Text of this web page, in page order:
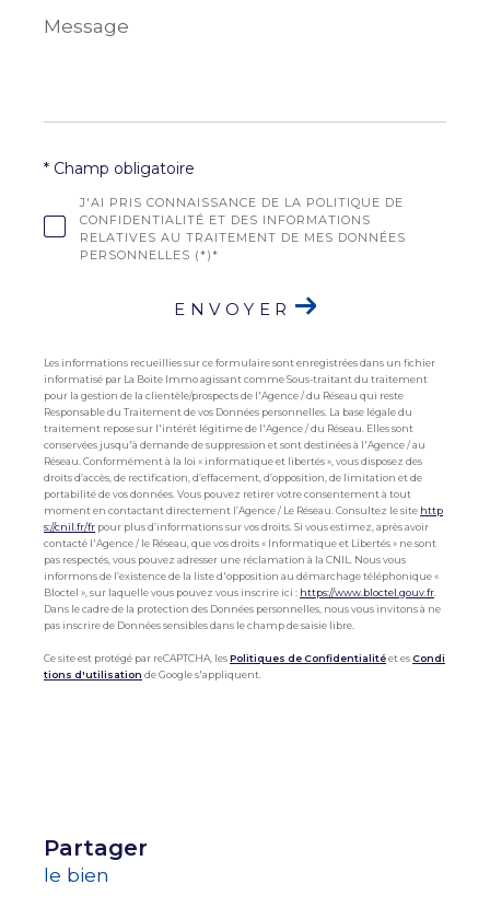
Message
*
J'AI PRIS CONNAISSANCE DE LA POLITIQUE DE
CONFIDENTIALITÉ ET DES INFORMATIONS
RELATIVES AU TRAITEMENT DE MES DONNÉES
PERSONNELLES (*)*
* Champ obligatoire
ENVOYER
Les informations recueillies sur ce formulaire sont enregistrées dans un fichier
informatisé par La Boite Immo agissant comme Sous-traitant du traitement
pour la gestion de la clientèle/prospects de l'Agence / du Réseau qui reste
Responsable du Traitement de vos Données personnelles. La base légale du
traitement repose sur l'intérêt légitime de l'Agence / du Réseau. Elles sont
conservées jusqu'à demande de suppression et sont destinées à l'Agence / au
Réseau. Conformément à la loi « informatique et libertés », vous disposez des
droits d’accès, de rectification, d’effacement, d’opposition, de limitation et de
portabilité de vos données. Vous pouvez retirer votre consentement à tout
moment en contactant directement l’Agence / Le Réseau. Consultez le site http
s://cnil.fr/fr pour plus d’informations sur vos droits. Si vous estimez, après avoir
contacté l'Agence / le Réseau, que vos droits « Informatique et Libertés » ne sont
pas respectés, vous pouvez adresser une réclamation à la CNIL. Nous vous
informons de l’existence de la liste d'opposition au démarchage téléphonique «
Bloctel », sur laquelle vous pouvez vous inscrire ici : https://www.bloctel.gouv.fr
Dans le cadre de la protection des Données personnelles, nous vous invitons à ne
pas inscrire de Données sensibles dans le champ de saisie libre.
Ce site est protégé par reCAPTCHA, lesPolitiques de Confidentialitéet es Condi
tions d'utilisation de Google s'appliquent.
partager
le bien